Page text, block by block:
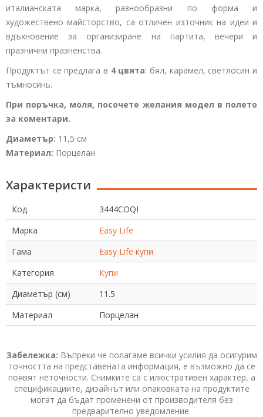
италианската марка, разнообразни по форма и
художествено майсторство, са отличен източник на идеи и
вдъхновение за организиране на партита, вечери и
празнични празненства.
Продуктът се предлага в 4 цвята: бял, карамел, светлосин и
тъмносинь.
При поръчка, моля, посочете желания модел в полето
за коментари.
Диаметър: 11,5 см
Материал: Порцелан
Характеристи
Код
3444COQI
Марка
Easy Life
Гама
Easy Life купи
Категория
Купи
Диаметър (см)
11.5
Материал
Порцелан
Забележка: Въпреки че полагаме всички усилия да осигурим
точността на представената информация, е възможно да се
появят неточности. Снимките са с илюстративен характер, а
спецификациите, дизайнът или опаковката на продуктите
могат да бъдат променени от производителя без
предварително уведомление.